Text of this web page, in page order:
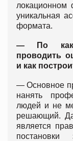
локационном
уникальная
формата.
— По
проводить
и как
— Основное
нанять
людей и не
решающий.
является